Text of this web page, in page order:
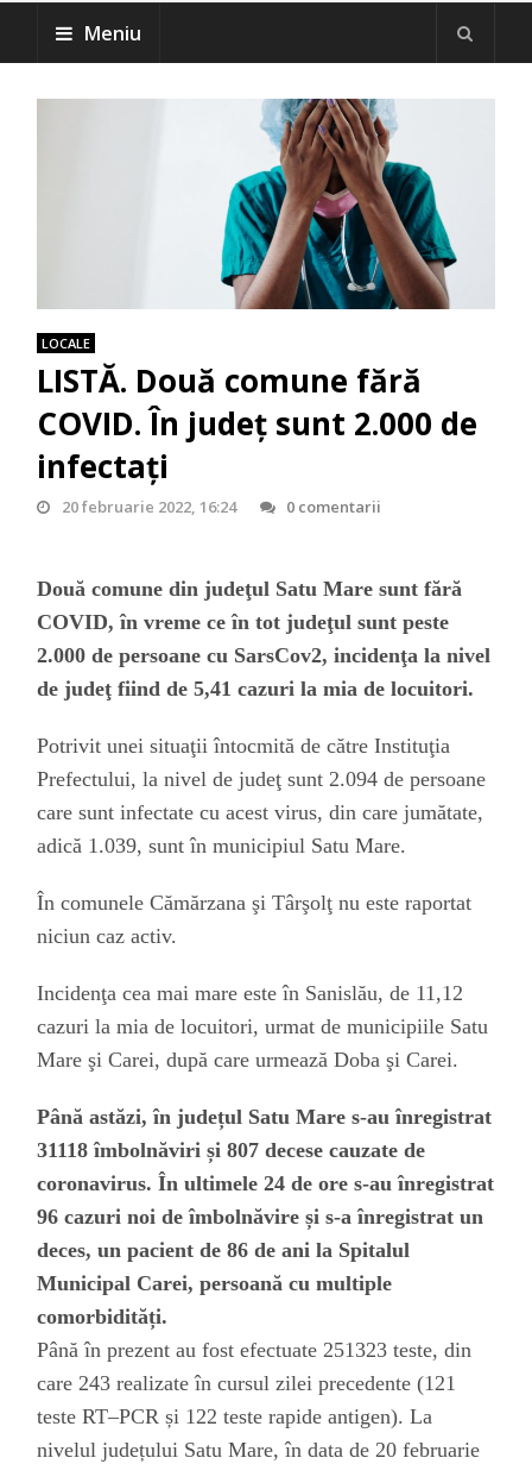
Meniu
LOCALE
LISTĂ. Două comune fără
COVID. În judeţ sunt 2.000 de
infectaţi
20 februarie 2022, 16:24 0 comentarii
Două comune din judeţul Satu Mare sunt fără
COVID, în vreme ce în tot judeţul sunt peste
2.000 de persoane cu SarsCov2, incidenţa la nivel
de judeţ fiind de 5,41 cazuri la mia de locuitori.
Potrivit unei situaţii întocmită de către Instituţia
Prefectului, la nivel de judeţ sunt 2.094 de persoane
care sunt infectate cu acest virus, din care jumătate,
adică 1.039, sunt în municipiul Satu Mare.
În comunele Cămărzana şi Târşolţ nu este raportat
niciun caz activ.
Incidenţa cea mai mare este în Sanislău, de 11,12
cazuri la mia de locuitori, urmat de municipiile Satu
Mare şi Carei, după care urmează Doba şi Carei.
Până astăzi, în județul Satu Mare s-au înregistrat
31118 îmbolnăviri și 807 decese cauzate de
coronavirus. În ultimele 24 de ore s-au înregistrat
96 cazuri noi de îmbolnăvire și s-a înregistrat un
deces, un pacient de 86 de ani la Spitalul
Municipal Carei, persoană cu multiple
comorbidități.
Până în prezent au fost efectuate 251323 teste, din
care 243 realizate în cursul zilei precedente (121
teste RT–PCR și 122 teste rapide antigen). La
nivelul județului Satu Mare, în data de 20 februarie